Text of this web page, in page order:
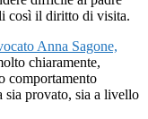
così il diritto di visita.
Anna Sagone,
chiaramente,
comportamento
provato, sia a livello